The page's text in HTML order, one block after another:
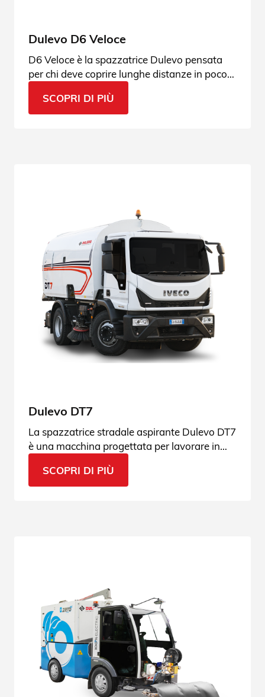
Dulevo D6 Veloce
D6 Veloce è la spazzatrice Dulevo pensata
per chi deve coprire lunghe distanze in poco
pulizia, comfort per l’operatore e la sicurezza
che da sempre distingue i nostri mezzi.
SCOPRI DI PIÙ
Dulevo DT7
La spazzatrice stradale aspirante Dulevo DT7
è una macchina progettata per lavorare in
SCOPRI DI PIÙ